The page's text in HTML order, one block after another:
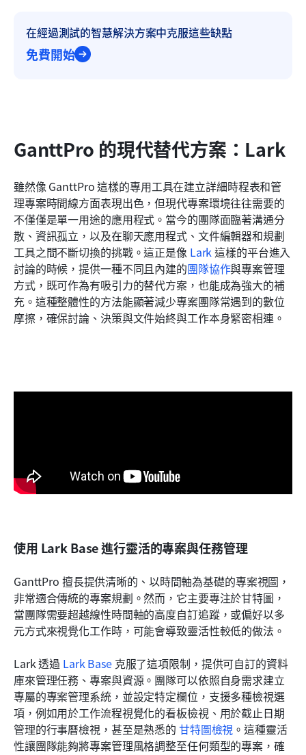
在經過測試的智慧解決方案中克服這些缺點
免費開始
GanttPro 的現代替代方案：Lark
雖然像 GanttPro 這樣的專用工具在建立詳細時程表和管
理專案時間線方面表現出色，但現代專案環境往往需要的
不僅僅是單一用途的應用程式。當今的團隊面臨著溝通分
散、資訊孤立，以及在聊天應用程式、文件編輯器和規劃
工具之間不斷切換的挑戰。這正是像 Lark 這樣的平台進入
討論的時候，提供一種不同且內建的團隊協作與專案管理
方式，既可作為有吸引力的替代方案，也能成為強大的補
充。這種整體性的方法能顯著減少專案團隊常遇到的數位
摩擦，確保討論、決策與文件始終與工作本身緊密相連。
使用 Lark Base 進行靈活的專案與任務管理
GanttPro 擅長提供清晰的、以時間軸為基礎的專案視圖，
非常適合傳統的專案規劃。然而，它主要專注於甘特圖，
當團隊需要超越線性時間軸的高度自訂追蹤，或偏好以多
元方式來視覺化工作時，可能會導致靈活性較低的做法。
Lark 透過 Lark Base 克服了這項限制，提供可自訂的資料
庫來管理任務、專案與資源。團隊可以依照自身需求建立
專屬的專案管理系統，並設定特定欄位，支援多種檢視選
項，例如用於工作流程視覺化的看板檢視、用於截止日期
管理的行事曆檢視，甚至是熟悉的 甘特圖檢視 。這種靈活
性讓團隊能夠將專案管理風格調整至任何類型的專案，確